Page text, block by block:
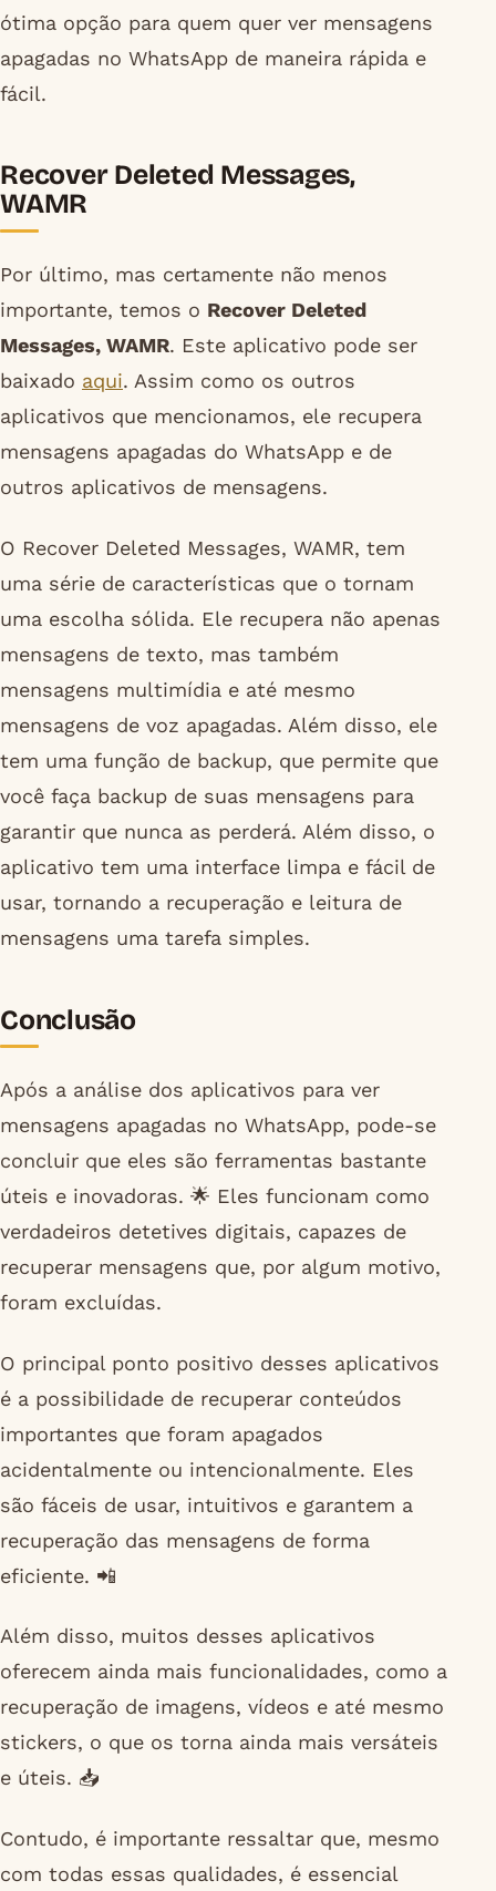
ótima opção para quem quer ver mensagens
apagadas no WhatsApp de maneira rápida e
fácil.
Recover Deleted Messages,
WAMR
Por último, mas certamente não menos
importante, temos o Recover Deleted
Messages, WAMR. Este aplicativo pode ser
baixado aqui. Assim como os outros
aplicativos que mencionamos, ele recupera
mensagens apagadas do WhatsApp e de
outros aplicativos de mensagens.
O Recover Deleted Messages, WAMR, tem
uma série de características que o tornam
uma escolha sólida. Ele recupera não apenas
mensagens de texto, mas também
mensagens multimídia e até mesmo
mensagens de voz apagadas. Além disso, ele
tem uma função de backup, que permite que
você faça backup de suas mensagens para
garantir que nunca as perderá. Além disso, o
aplicativo tem uma interface limpa e fácil de
usar, tornando a recuperação e leitura de
mensagens uma tarefa simples.
Conclusão
Após a análise dos aplicativos para ver
mensagens apagadas no WhatsApp, pode-se
concluir que eles são ferramentas bastante
úteis e inovadoras. 🌟 Eles funcionam como
verdadeiros detetives digitais, capazes de
recuperar mensagens que, por algum motivo,
foram excluídas.
O principal ponto positivo desses aplicativos
é a possibilidade de recuperar conteúdos
importantes que foram apagados
acidentalmente ou intencionalmente. Eles
são fáceis de usar, intuitivos e garantem a
recuperação das mensagens de forma
eficiente. 📲
Além disso, muitos desses aplicativos
oferecem ainda mais funcionalidades, como a
recuperação de imagens, vídeos e até mesmo
stickers, o que os torna ainda mais versáteis
e úteis. 📥
Contudo, é importante ressaltar que, mesmo
com todas essas qualidades, é essencial